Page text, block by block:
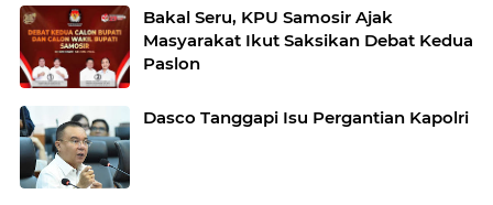
Bakal Seru, KPU Samosir Ajak
Masyarakat Ikut Saksikan Debat Kedua
Paslon
Dasco Tanggapi Isu Pergantian Kapolri